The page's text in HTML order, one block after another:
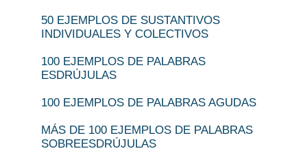
50 EJEMPLOS DE SUSTANTIVOS
INDIVIDUALES Y COLECTIVOS
100 EJEMPLOS DE PALABRAS
ESDRÚJULAS
100 EJEMPLOS DE PALABRAS AGUDAS
MÁS DE 100 EJEMPLOS DE PALABRAS
SOBREESDRÚJULAS